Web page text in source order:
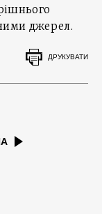
джерел.
ДРУКУВАТИ